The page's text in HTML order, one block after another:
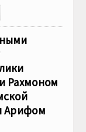
Рахмоном
Арифом